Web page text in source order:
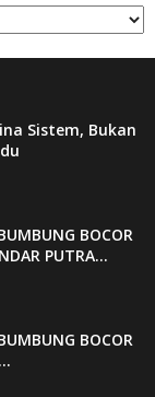
Sistem, Bukan
BOCOR
PUTRA...
BOCOR